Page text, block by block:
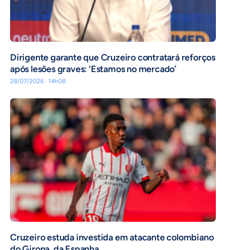
Dirigente garante que Cruzeiro contratará reforços
após lesões graves: ‘Estamos no mercado’
28/07/2026 · 14h08
Cruzeiro estuda investida em atacante colombiano